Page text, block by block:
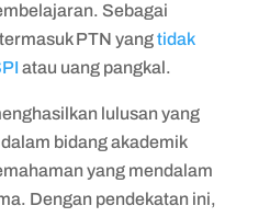
Sebagai
PTN yangtidak
atau uang pangkal.
lulusan yang
bidang akademik
yang mendalam
Dengan pendekatan ini,